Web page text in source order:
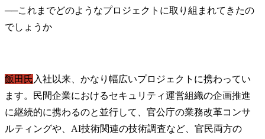
──これまでどのようなプロジェクトに取り組まれてきたの
飯田氏 入社以来、かなり幅広いプロジェクトに携わってい
ます。民間企業におけるセキュリティ運営組織の企画推進
に継続的に携わるのと並行して、官公庁の業務改革コンサ
ルティングや、AI技術関連の技術調査など、官民両方の